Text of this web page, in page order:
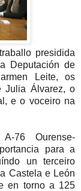
presidida
Deputación de
Leite, os
Julia Álvarez, o
e o voceiro na
76 Ourense-
para a
un terceiro
Castela e León
en torno a 125